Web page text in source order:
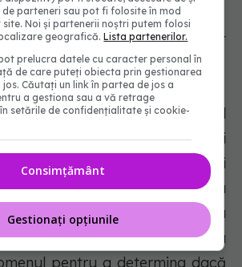
a stării dumneavoastră pot
al sânilor. Medicul
verifică dacă există modificări
examinând sânii și ganglionii
inferioară a gâtului și de la
dumneavoastră vă va asculta
și plămânii și vă va verifica
pentru a determina dacă
parteneri sau pot fi folosite în mod
Noi și partenerii noștri putem folosi
geografică.Lista partenerilor.
prelucra datele cu caracter personal în
de care puteți obiecta prin gestionarea
Căutați un link în partea de jos a
a gestiona sau a vă retrage
setările de confidențialitate și cookie-
Consimțământ
Gestionați opțiunile